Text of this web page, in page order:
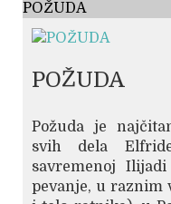
POŽUDA
POŽUDA
Požuda je
svih dela
savremenoj
pevanje, u raznim